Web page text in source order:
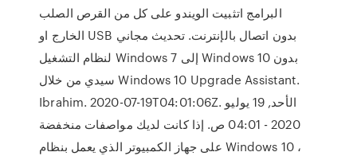
البرامج اتثبيت الويندو على كل من القرص الصلب
الخارج او USB بدون اتصال بالإنترنت. تحديث مجاني
لنظام التشغيل Windows 7 إلى Windows 10 بدون
سيدي من خلال Windows 10 Upgrade Assistant.
Ibrahim. 2020-07-19T04:01:06Z. الأحد, 19 يوليو
2020 - 04:01 ص. إذا كانت لديك مواصفات منخفضة
على جهاز الكمبيوتر الذي يعمل بنظام Windows 10 ،